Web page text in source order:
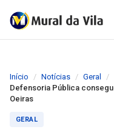
Início Notícias
Geral
Defensoria Pública
Oeiras
GERAL